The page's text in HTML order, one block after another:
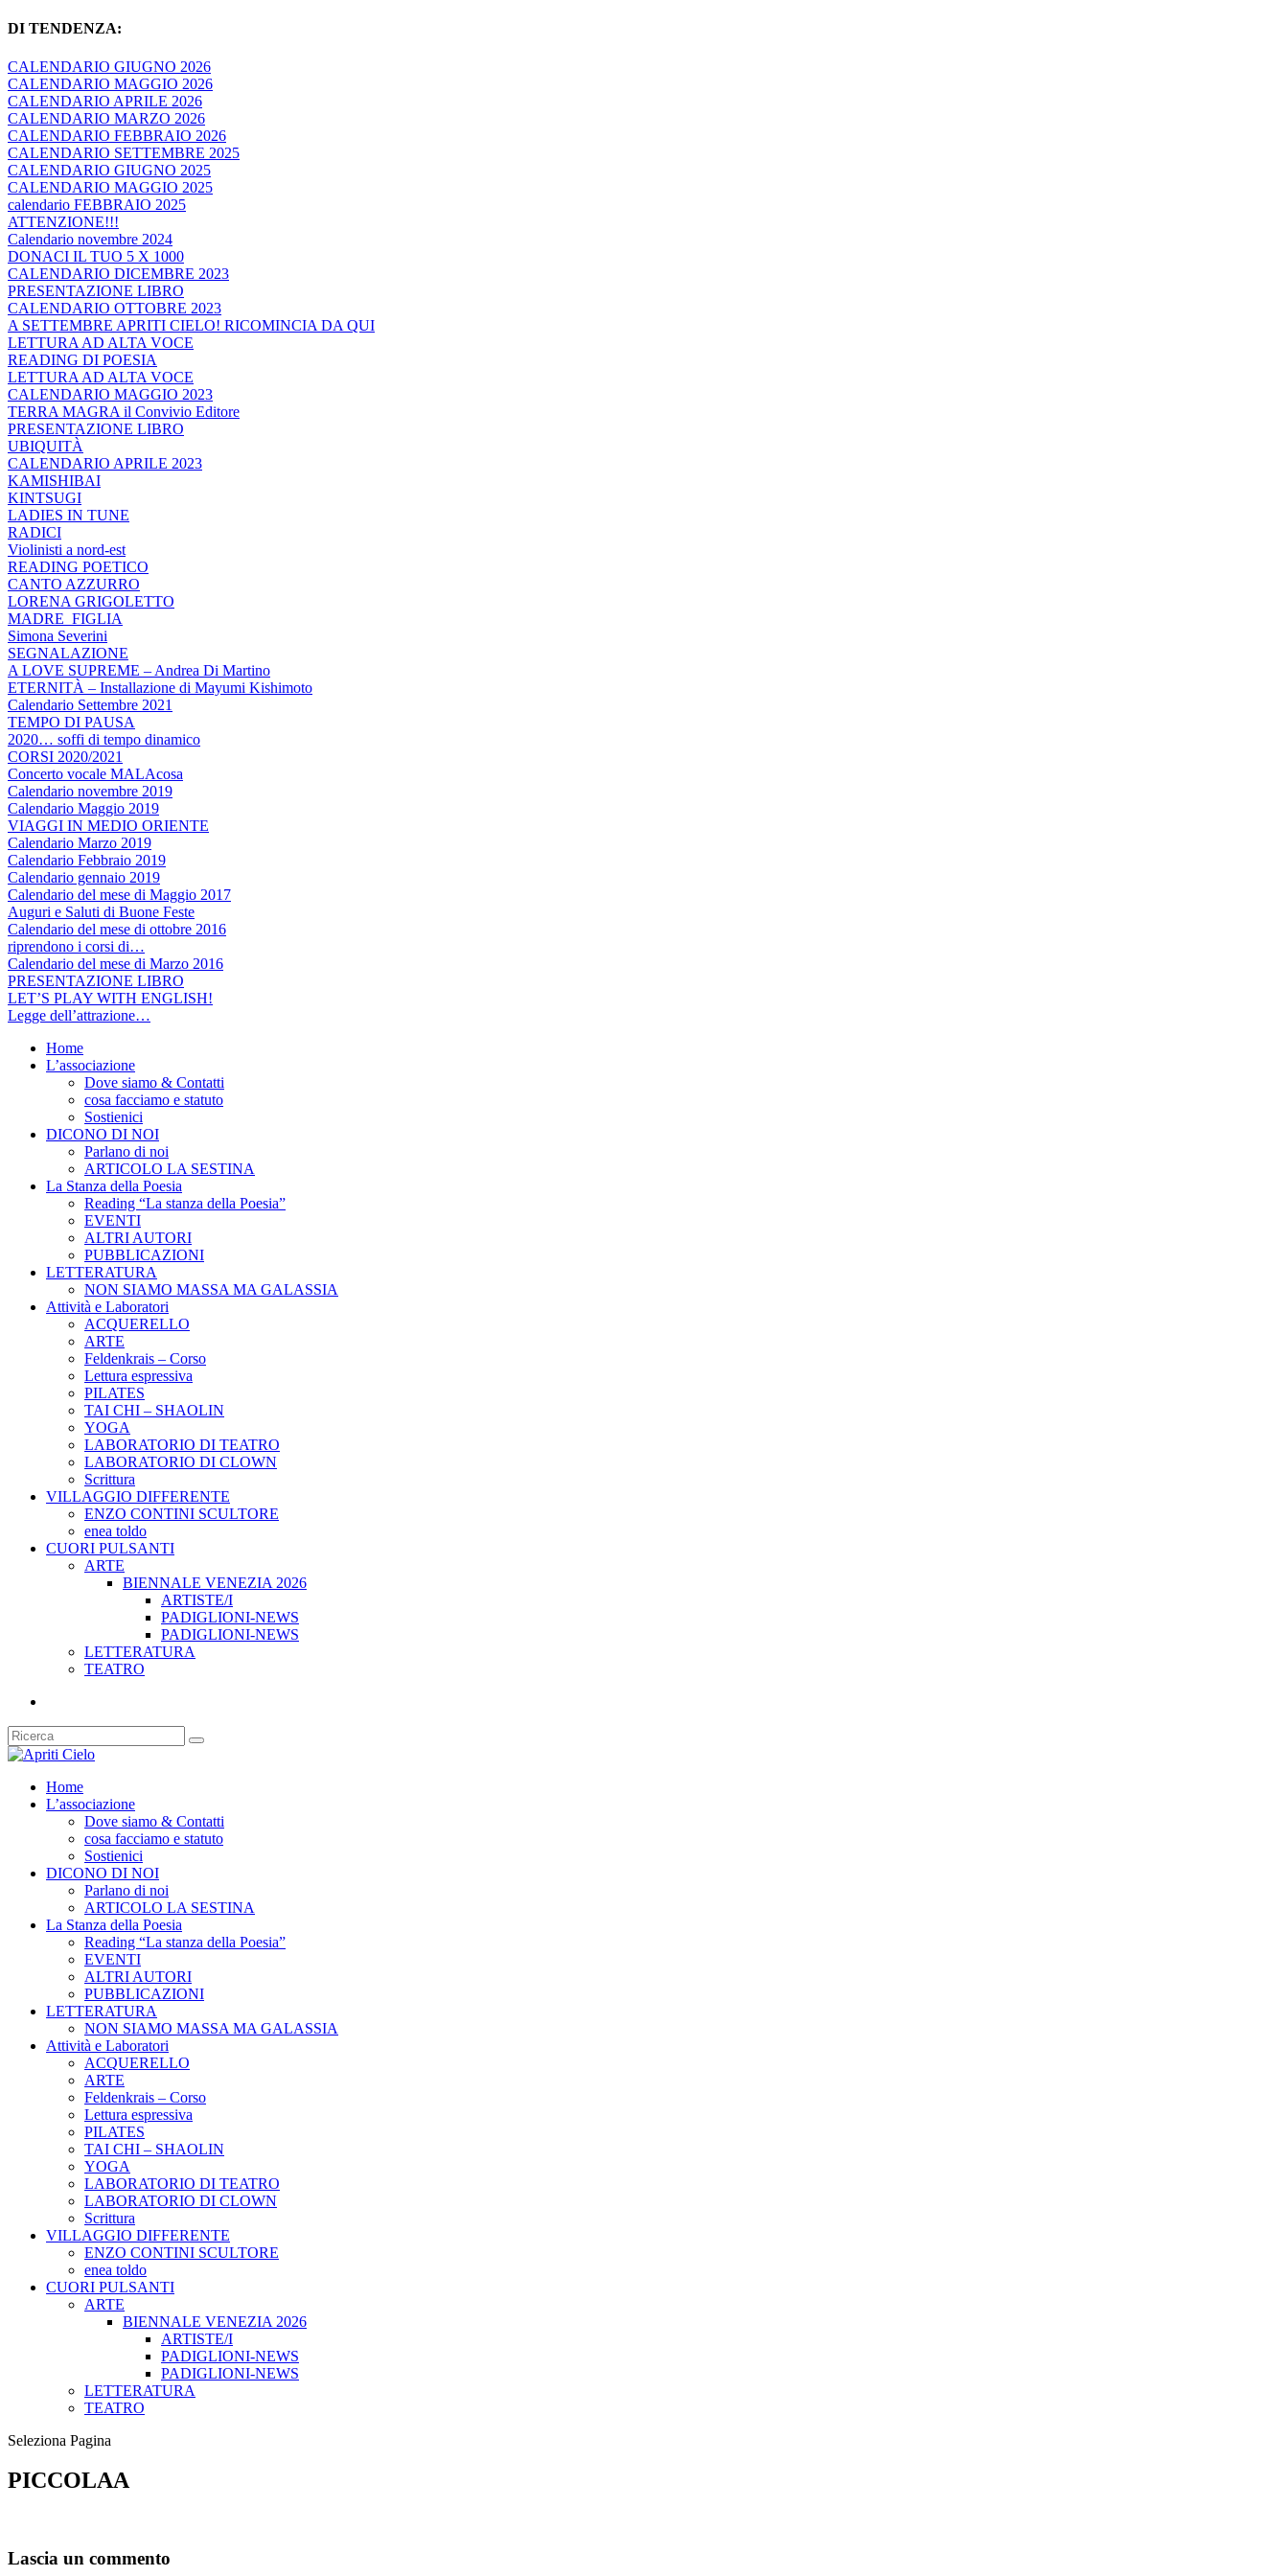
DI TENDENZA:
CALENDARIO GIUGNO 2026
CALENDARIO MAGGIO 2026
CALENDARIO APRILE 2026
CALENDARIO MARZO 2026
CALENDARIO FEBBRAIO 2026
CALENDARIO SETTEMBRE 2025
CALENDARIO GIUGNO 2025
CALENDARIO MAGGIO 2025
calendario FEBBRAIO 2025
ATTENZIONE!!!
Calendario novembre 2024
DONACI IL TUO 5 X 1000
CALENDARIO DICEMBRE 2023
PRESENTAZIONE LIBRO
CALENDARIO OTTOBRE 2023
A SETTEMBRE APRITI CIELO! RICOMINCIA DA QUI
LETTURA AD ALTA VOCE
READING DI POESIA
LETTURA AD ALTA VOCE
CALENDARIO MAGGIO 2023
TERRA MAGRA il Convivio Editore
PRESENTAZIONE LIBRO
UBIQUITÀ
CALENDARIO APRILE 2023
KAMISHIBAI
KINTSUGI
LADIES IN TUNE
RADICI
Violinisti a nord-est
READING POETICO
CANTO AZZURRO
LORENA GRIGOLETTO
MADRE_FIGLIA
Simona Severini
SEGNALAZIONE
A LOVE SUPREME – Andrea Di Martino
ETERNITÀ – Installazione di Mayumi Kishimoto
Calendario Settembre 2021
TEMPO DI PAUSA
2020… soffi di tempo dinamico
CORSI 2020/2021
Concerto vocale MALAcosa
Calendario novembre 2019
Calendario Maggio 2019
VIAGGI IN MEDIO ORIENTE
Calendario Marzo 2019
Calendario Febbraio 2019
Calendario gennaio 2019
Calendario del mese di Maggio 2017
Auguri e Saluti di Buone Feste
Calendario del mese di ottobre 2016
riprendono i corsi di…
Calendario del mese di Marzo 2016
PRESENTAZIONE LIBRO
LET’S PLAY WITH ENGLISH!
Legge dell’attrazione…
Home
L’associazione
Dove siamo & Contatti
cosa facciamo e statuto
Sostienici
DICONO DI NOI
Parlano di noi
ARTICOLO LA SESTINA
La Stanza della Poesia
Reading “La stanza della Poesia”
EVENTI
ALTRI AUTORI
PUBBLICAZIONI
LETTERATURA
NON SIAMO MASSA MA GALASSIA
Attività e Laboratori
ACQUERELLO
ARTE
Feldenkrais – Corso
Lettura espressiva
PILATES
TAI CHI – SHAOLIN
YOGA
LABORATORIO DI TEATRO
LABORATORIO DI CLOWN
Scrittura
VILLAGGIO DIFFERENTE
ENZO CONTINI SCULTORE
enea toldo
CUORI PULSANTI
ARTE
BIENNALE VENEZIA 2026
ARTISTE/I
PADIGLIONI-NEWS
PADIGLIONI-NEWS
LETTERATURA
TEATRO
Home
L’associazione
Dove siamo & Contatti
cosa facciamo e statuto
Sostienici
DICONO DI NOI
Parlano di noi
ARTICOLO LA SESTINA
La Stanza della Poesia
Reading “La stanza della Poesia”
EVENTI
ALTRI AUTORI
PUBBLICAZIONI
LETTERATURA
NON SIAMO MASSA MA GALASSIA
Attività e Laboratori
ACQUERELLO
ARTE
Feldenkrais – Corso
Lettura espressiva
PILATES
TAI CHI – SHAOLIN
YOGA
LABORATORIO DI TEATRO
LABORATORIO DI CLOWN
Scrittura
VILLAGGIO DIFFERENTE
ENZO CONTINI SCULTORE
enea toldo
CUORI PULSANTI
ARTE
BIENNALE VENEZIA 2026
ARTISTE/I
PADIGLIONI-NEWS
PADIGLIONI-NEWS
LETTERATURA
TEATRO
Seleziona Pagina
PICCOLAA
Lascia un commento